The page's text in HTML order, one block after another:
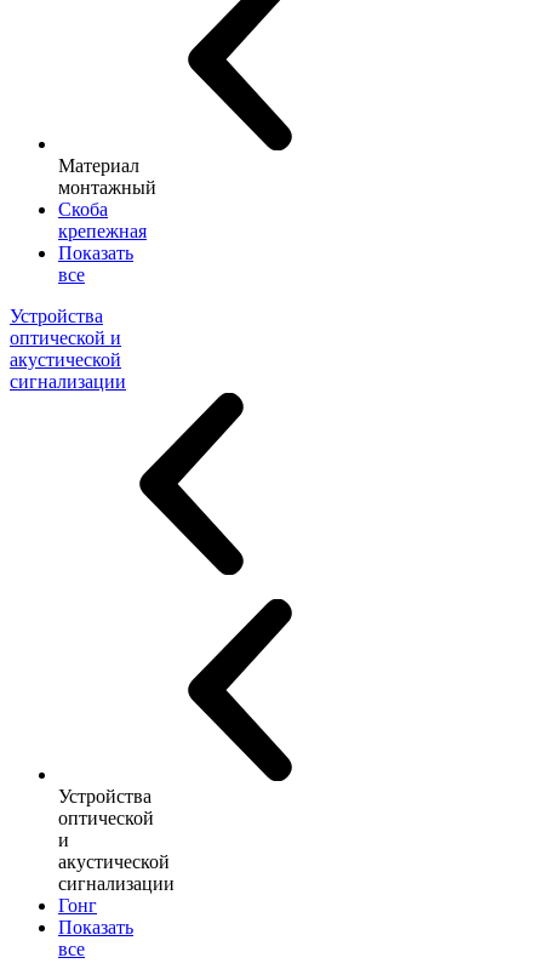
Материал
монтажный
Скоба
крепежная
Показать
все
Устройства
оптической и
акустической
сигнализации
Устройства
оптической
и
акустической
сигнализации
Гонг
Показать
все